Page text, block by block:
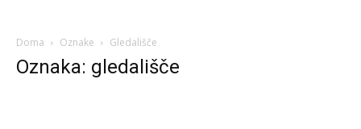
Doma Oznake Gledališče
Oznaka: gledališče